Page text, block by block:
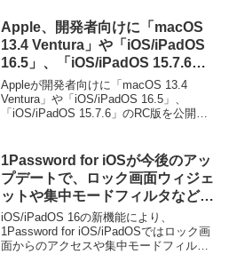
Apple、開発者向けに「macOS
13.4 Ventura」や「iOS/iPadOS
16.5」、「iOS/iPadOS 15.7.6」
のRC版を公開。来週にも正式リ
リース。
Appleが開発者向けに「macOS 13.4
Ventura」や「iOS/iPadOS 16.5」、
「iOS/iPadOS 15.7.6」のRC版を公開し
1Password for iOSが今後のアッ
プデートで、ロック画面ウィジェ
ットや集中モードフィルタなど
iOS 16の新機能に対応予定。
iOS/iPadOS 16の新機能により、
1Password for iOS/iPadOSではロック画
面からのアクセスや集中モードフィルタ